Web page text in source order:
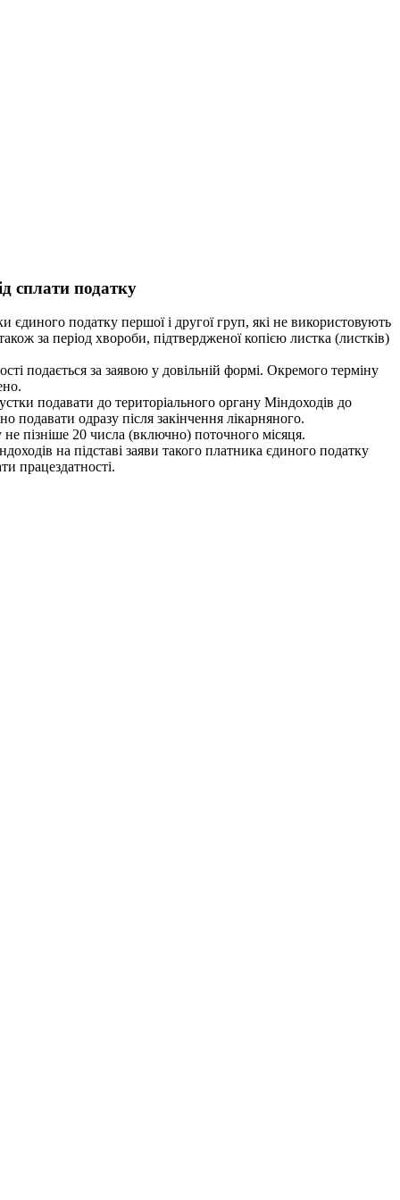
сплати податку
єдиного податку першої і другої груп, які не використовують
за період хвороби, підтвердженої копією листка (листків)
подається за заявою у довільній формі. Окремого терміну
подавати до територіального органу Міндоходів до
подавати одразу після закінчення лікарняного.
пізніше 20 числа (включно) поточного місяця.
на підставі заяви такого платника єдиного податку
працездатності.